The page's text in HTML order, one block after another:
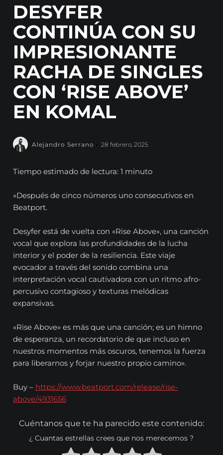
DESYFER
CONTINÚA CON SU
IMPRESIONANTE
RACHA DE SINGLES
CON ‘RISE ABOVE’
EN KOMAL
Alejandro Serrano 28 febrero, 2025
Tiempo estimado de lectura: 1 minuto
«Después de cinco números uno consecutivos en
Beatport.
Desyfer está de vuelta con «Rise Above», una canción
vocal que explora las profundidades de la lucha
interior y el poder de la resiliencia. Este viaje
evocador a través del sonido combina una
interpretación vocal cautivadora con un ritmo afro-
percusivo contagioso y texturas melódicas
expansivas.
«Rise Above» es más que una canción; es un himno
de esperanza, un recordatorio de que incluso en
nuestros momentos más oscuros, tenemos la fuerza
para liberarnos y forjar nuestro propio camino».
Buy – https://www.beatport.com/release/rise-
above/4931656
Cuéntanos que te ha parecido este contenido:
¿ Cuantas estrellas crees que nos merecemos ?